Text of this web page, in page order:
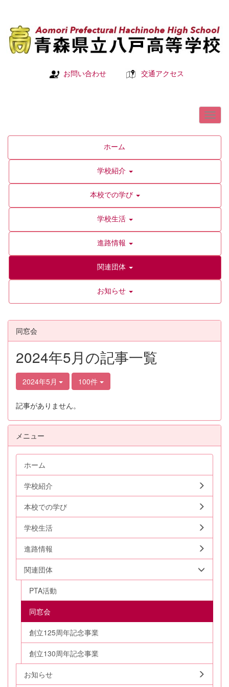
お問い合わせ 交通アクセス
ホーム
学校紹介
本校での学び
学校生活
進路情報
関連団体
お知らせ
同窓会
2024年5月の記事一覧
2024年5月 100件
記事がありません。
メニュー
ホーム
学校紹介
本校での学び
学校生活
進路情報
関連団体
PTA活動
同窓会
創立125周年記念事業
創立130周年記念事業
お知らせ